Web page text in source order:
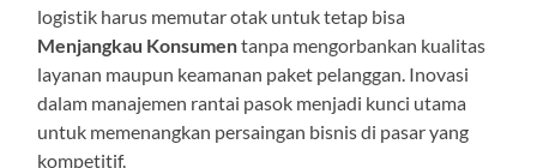
logistik harus memutar otak untuk tetap bisa
Menjangkau Konsumentanpa mengorbankan kualitas
layanan maupun keamanan paket pelanggan. Inovasi
dalam manajemen rantai pasok menjadi kunci utama
untuk memenangkan persaingan bisnis di pasar yang
kompetitif.